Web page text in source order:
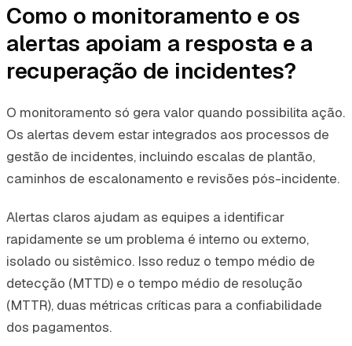
Como o monitoramento e os
alertas apoiam a resposta e a
recuperação de incidentes?
O monitoramento só gera valor quando possibilita ação.
Os alertas devem estar integrados aos processos de
gestão de incidentes, incluindo escalas de plantão,
caminhos de escalonamento e revisões pós-incidente.
Alertas claros ajudam as equipes a identificar
rapidamente se um problema é interno ou externo,
isolado ou sistêmico. Isso reduz o tempo médio de
detecção (MTTD) e o tempo médio de resolução
(MTTR), duas métricas críticas para a confiabilidade
dos pagamentos.